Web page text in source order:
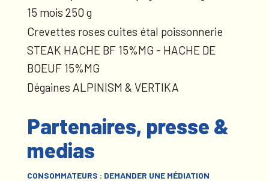
15 mois 250 g
Crevettes roses cuites étal poissonnerie
STEAK HACHE BF 15%MG - HACHE DE
BOEUF 15%MG
Dégaines ALPINISM & VERTIKA
Partenaires, presse &
medias
CONSOMMATEURS : DEMANDER UNE MÉDIATION